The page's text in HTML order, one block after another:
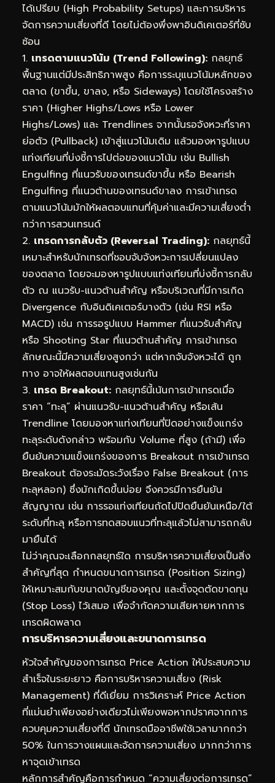
ได้เปรียบ (High Probability Setups) และการบริหาร
จัดการความเสี่ยงที่ดี โดยไม่ต้องพึ่งพาอินดิเคเตอร์ที่ซับ
ซ้อน
1. เทรดตามแนวโน้ม (Trend Following): กลยุทธ์
พื้นฐานแต่มีประสิทธิภาพสูง คือการระบุแนวโน้มหลักของ
ตลาด (ขาขึ้น, ขาลง, หรือ Sideways) โดยใช้โครงสร้าง
ราคา (Higher Highs/Lows หรือ Lower
Highs/Lows) และ Trendlines จากนั้นรอจังหวะที่ราคา
ย่อตัว (Pullback) เข้าสู่แนวโน้มเดิม แล้วมองหารูปแบบ
แท่งเทียนที่บ่งชี้การไปต่อของแนวโน้ม เช่น Bullish
Engulfing ที่แนวรับของเทรนด์ขาขึ้น หรือ Bearish
Engulfing ที่แนวต้านของเทรนด์ขาลง การเข้าเทรด
ตามแนวโน้มมักให้ผลตอบแทนที่คุ้มค่าและมีความเสี่ยงต่ำ
กว่าการสวนเทรนด์
2. เทรดการกลับตัว (Reversal Trading): กลยุทธ์นี้
เหมาะสำหรับนักเทรดที่ชอบจับจังหวะการเปลี่ยนแปลง
ของตลาด โดยจะมองหารูปแบบแท่งเทียนที่บ่งชี้การกลับ
ตัว ณ แนวรับ-แนวต้านสำคัญ หรือบริเวณที่มีการเกิด
Divergence กับอินดิเคเตอร์บางตัว (เช่น RSI หรือ
MACD) เช่น การรอรูปแบบ Hammer ที่แนวรับสำคัญ
หรือ Shooting Star ที่แนวต้านสำคัญ การเข้าเทรด
ลักษณะนี้มีความเสี่ยงสูงกว่า แต่หากจับจังหวะได้ ถูก
ทาง อาจให้ผลตอบแทนสูงเช่นกัน
3. เทรด Breakout: กลยุทธ์นี้เน้นการเข้าเทรดเมื่อ
ราคา “ทะลุ” ผ่านแนวรับ-แนวต้านสำคัญ หรือเส้น
Trendline โดยมองหาแท่งเทียนที่ปิดอย่างแข็งแกร่ง
ทะลุระดับดังกล่าว พร้อมกับ Volume ที่สูง (ถ้ามี) เพื่อ
ยืนยันความแข็งแกร่งของการ Breakout การเข้าเทรด
Breakout ต้องระมัดระวังเรื่อง False Breakout (การ
ทะลุหลอก) ซึ่งมักเกิดขึ้นบ่อย จึงควรมีการยืนยัน
สัญญาณ เช่น การรอแท่งเทียนถัดไปปิดยืนยันเหนือ/ใต้
ระดับที่ทะลุ หรือการทดสอบแนวที่ทะลุแล้วไม่สามารถกลับ
มายืนได้
ไม่ว่าคุณจะเลือกกลยุทธ์ใด การบริหารความเสี่ยงเป็นสิ่ง
สำคัญที่สุด กำหนดขนาดการเทรด (Position Sizing)
ให้เหมาะสมกับขนาดบัญชีของคุณ และตั้งจุดตัดขาดทุน
(Stop Loss) ไว้เสมอ เพื่อจำกัดความเสียหายหากการ
เทรดผิดพลาด
การบริหารความเสี่ยงและขนาดการเทรด
หัวใจสำคัญของการเทรด Price Action ให้ประสบความ
สำเร็จในระยะยาว คือการบริหารความเสี่ยง (Risk
Management) ที่ดีเยี่ยม การวิเคราะห์ Price Action
ที่แม่นยำเพียงอย่างเดียวไม่เพียงพอหากปราศจากการ
ควบคุมความเสี่ยงที่ดี นักเทรดมืออาชีพใช้เวลามากกว่า
50% ในการวางแผนและจัดการความเสี่ยง มากกว่าการ
หาจุดเข้าเทรด
หลักการสำคัญคือการกำหนด “ความเสี่ยงต่อการเทรด”